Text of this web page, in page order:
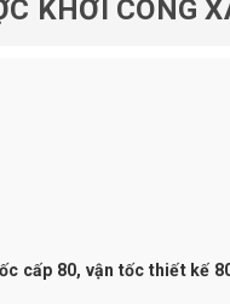
KHỞI CÔNG
cấp 80, vận tốc thiết kế